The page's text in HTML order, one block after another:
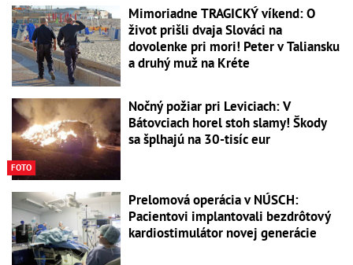
Mimoriadne TRAGICKÝ víkend: O
život prišli dvaja Slováci na
dovolenke pri mori! Peter v Taliansku
a druhý muž na Kréte
FOTO
Nočný požiar pri Leviciach: V
Bátovciach horel stoh slamy! Škody
sa šplhajú na 30-tisíc eur
Prelomová operácia v NÚSCH:
Pacientovi implantovali bezdrôtový
kardiostimulátor novej generácie